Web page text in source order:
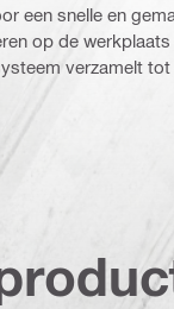
een snelle en
op de werkplaats
verzamelt